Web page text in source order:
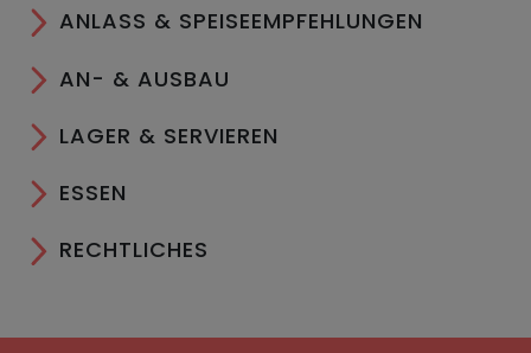
ANLASS & SPEISEEMPFEHLUNGEN
AN- & AUSBAU
LAGER & SERVIEREN
ESSEN
RECHTLICHES